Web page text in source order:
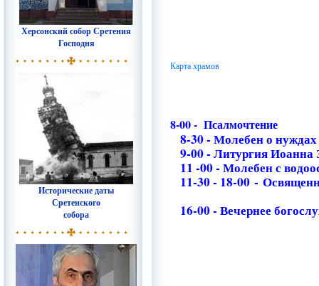
Херсонский собор Сретения
Господня
Исторические даты
Сретенского
собора
Карта храмов
8-00 - Псалмочтение
8-30 - Молебен о нуждах
9-00 - Литургия Иоанна
11 -00 - Молебен с
11-30 - 18-00 -
16-00 - Вечернее